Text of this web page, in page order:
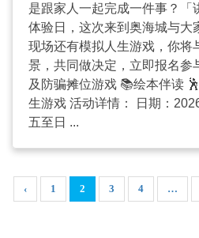
是跟家人一起完成一件事？「
体验日，这次来到奥海城与大
现场还有模拟人生游戏，你将
景，共同做决定，立即报名参
及防骗摊位游戏 📚绘本伴读
生游戏 活动详情： 日期：
五至日 ...
‹ 1 2 3 4 …